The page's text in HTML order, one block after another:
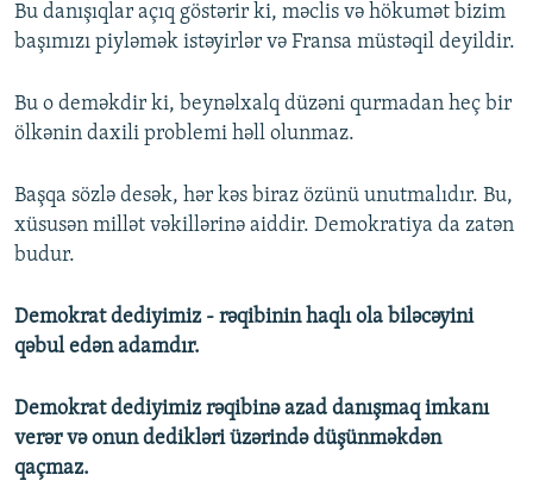
Bu danışıqlar açıq göstərir ki, məclis və hökumət bizim
başımızı piyləmək istəyirlər və Fransa müstəqil deyildir.
Bu o deməkdir ki, beynəlxalq düzəni qurmadan heç bir
ölkənin daxili problemi həll olunmaz.
Başqa sözlə desək, hər kəs biraz özünü unutmalıdır. Bu,
xüsusən millət vəkillərinə aiddir. Demokratiya da zatən
budur.
Demokrat dediyimiz - rəqibinin haqlı ola biləcəyini
qəbul edən adamdır.
Demokrat dediyimiz rəqibinə azad danışmaq imkanı
verər və onun dedikləri üzərində düşünməkdən
qaçmaz.